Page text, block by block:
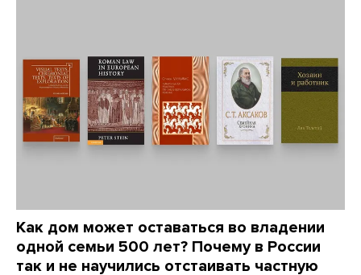
Как дом может оставаться во владении
одной семьи 500 лет? Почему в России
так и не научились отстаивать частную